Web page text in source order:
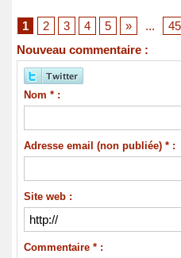
1 2 3 4 5 » ...
45
Nouveau commentaire :
Nom * :
Adresse email (non publiée) * :
Site web :
Commentaire * :